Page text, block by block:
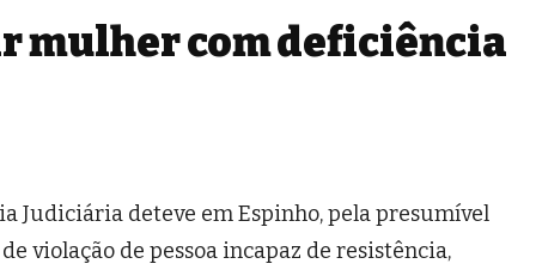
mulher com deficiência
Judiciária deteve em Espinho, pela presumível
violação de pessoa incapaz de resistência,